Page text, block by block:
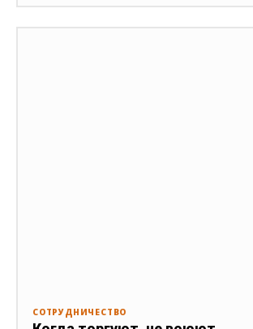
СОТРУДНИЧЕСТВО